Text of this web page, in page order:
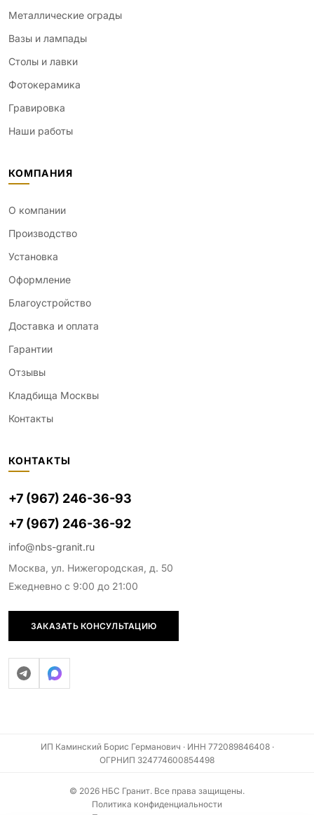
Металлические ограды
Вазы и лампады
Столы и лавки
Фотокерамика
Гравировка
Наши работы
КОМПАНИЯ
О компании
Производство
Установка
Оформление
Благоустройство
Доставка и оплата
Гарантии
Отзывы
Кладбища Москвы
Контакты
КОНТАКТЫ
+7 (967) 246-36-93
+7 (967) 246-36-92
info@nbs-granit.ru
Москва, ул. Нижегородская, д. 50
Ежедневно с 9:00 до 21:00
ЗАКАЗАТЬ КОНСУЛЬТАЦИЮ
ИП Каминский Борис Германович · ИНН 772089846408 ·
ОГРНИП 324774600854498
© 2026 НБС Гранит. Все права защищены.
Политика конфиденциальности